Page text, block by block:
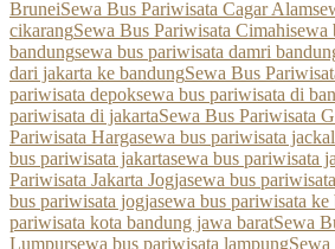
BruneiSewa Bus Pariwisata Cagar Alam
cikarangSewa Bus Pariwisata Cimahisewa
bandungsewa bus pariwisata damri
dari jakarta ke bandungSewa Bus
pariwisata depoksewa bus pariwisata di
pariwisata di jakartaSewa Bus Pariwisata
Pariwisata Hargasewa bus pariwisata
bus pariwisata jakartasewa bus pariwisata
Pariwisata Jakarta Jogjasewa bus
bus pariwisata jogjasewa bus pariwisata ke
pariwisata kota bandung jawa baratSewa
Lumpursewa bus pariwisata lampung